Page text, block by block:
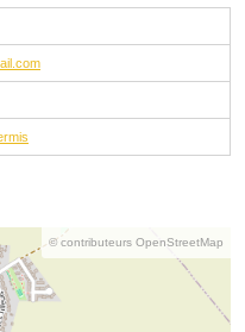
© contributeurs OpenStreetMap